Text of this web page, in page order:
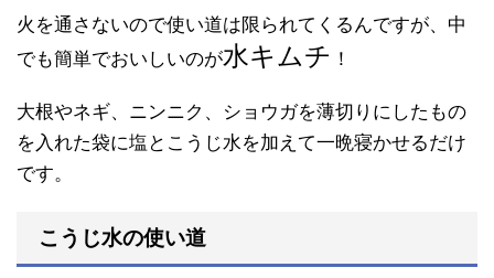
火を通さないので使い道は限られてくるんですが、中
でも簡単でおいしいのが水キムチ ！
大根やネギ、ニンニク、ショウガを薄切りにしたもの
を入れた袋に塩とこうじ水を加えて一晩寝かせるだけ
です。
こうじ水の使い道